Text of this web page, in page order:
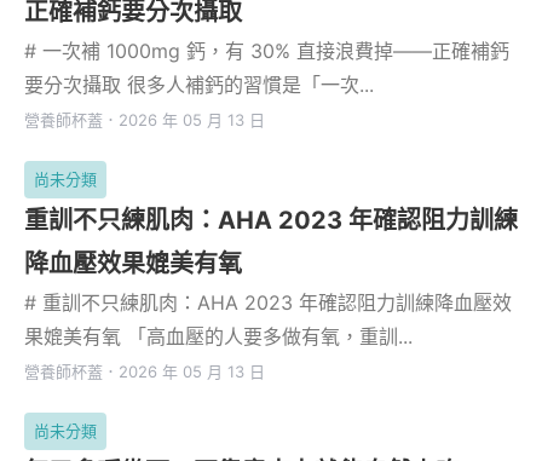
正確補鈣要分次攝取
# 一次補 1000mg 鈣，有 30% 直接浪費掉——正確補鈣
要分次攝取 很多人補鈣的習慣是「一次...
營養師杯蓋 ． 2026 年 05 月 13 日
尚未分類
重訓不只練肌肉：AHA 2023 年確認阻力訓練
降血壓效果媲美有氧
# 重訓不只練肌肉：AHA 2023 年確認阻力訓練降血壓效
果媲美有氧 「高血壓的人要多做有氧，重訓...
營養師杯蓋 ． 2026 年 05 月 13 日
尚未分類